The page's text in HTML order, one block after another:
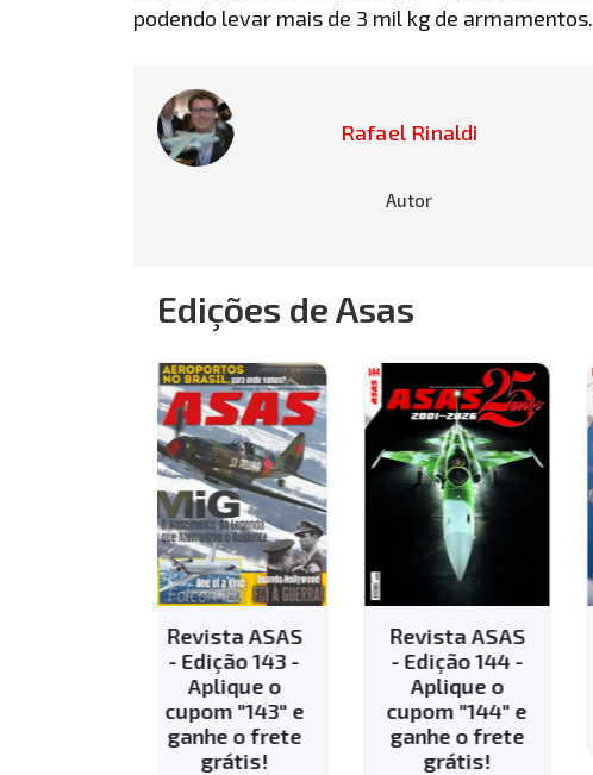
podendo levar mais de 3 mil kg de armamentos.
Rafael Rinaldi
Autor
Edições de Asas
Revista ASAS
- Edição 144 -
Aplique o
cupom "144" e
ganhe o frete
grátis!
Revista ASAS
- Edição 137
R$35.80